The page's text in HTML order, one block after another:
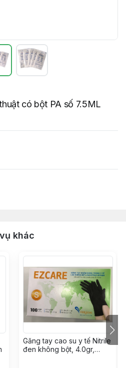
có bột PA số 7.5ML
khác
Găng tay cao su y tế Nitrile
đen không bột, 4.0gr,